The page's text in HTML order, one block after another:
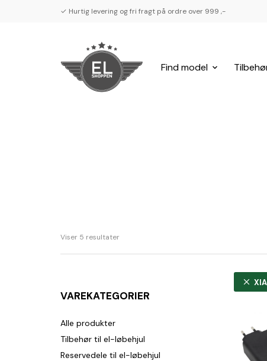
✓ Hurtig levering og fri fragt på ordre over 999 ,-
Find model
Viser 5 resultater
VAREKATEGORIER
Alle produkter
Tilbehør til el-løbehjul
Reservedele til el-løbehjul